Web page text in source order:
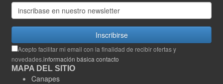
Inscribirse
Acepto facilitar mi email con la finalidad de recibir ofertas y
novedades.información básica contacto
MAPA DEL SITIO
Canapes